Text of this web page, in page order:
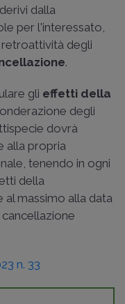
dalla
per l'interessato,
degli
.
gli effetti della
degli
dovrà
alla propria
tenendo in ogni
della
massimo alla data
n. 33